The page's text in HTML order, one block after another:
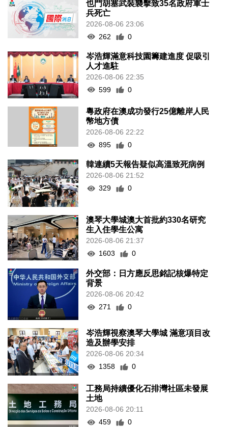
也門胡塞武裝襲擊致35名政府軍士
兵死亡
2026-08-06 23:06
262
0
岑浩輝滿意科技園籌建進度 促吸引
人才進駐
2026-08-06 22:35
599
0
粵政府在澳成功發行25億離岸人民
幣地方債
2026-08-06 22:22
895
0
韓連續5天報告疑似高溫致死病例
2026-08-06 21:52
329
0
澳琴大學城澳大首批約330名研究
生入住學生公寓
2026-08-06 21:37
1603
0
外交部：日方應反思銘記核爆特定
背景
2026-08-06 20:42
271
0
岑浩輝視察澳琴大學城 滿意項目改
造及辦學安排
2026-08-06 20:34
1358
0
工務局持續優化石排灣社區未發展
土地
2026-08-06 20:11
459
0